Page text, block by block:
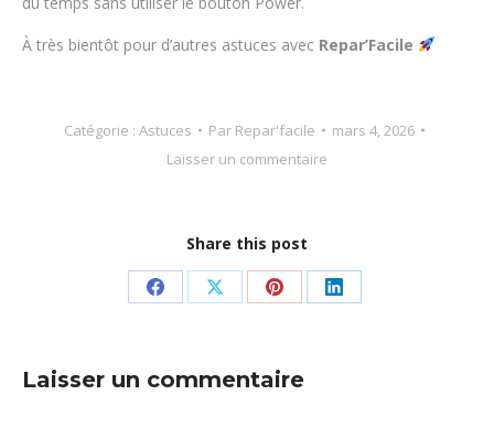
À très bientôt pour d’autres astuces avec Repar’Facile
Catégorie : Astuces Par Repar'facile
mars 4, 2026
Laisser un commentaire
Share this post
PartagerPartagerPartager
Pinterest
Partager
Laisser un commentaire